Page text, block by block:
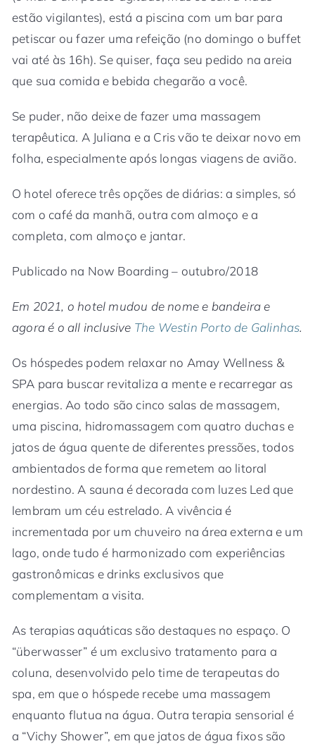
estão vigilantes), está a piscina com um bar para
petiscar ou fazer uma refeição (no domingo o buffet
vai até às 16h). Se quiser, faça seu pedido na areia
que sua comida e bebida chegarão a você.
Se puder, não deixe de fazer uma massagem
terapêutica. A Juliana e a Cris vão te deixar novo em
folha, especialmente após longas viagens de avião.
O hotel oferece três opções de diárias: a simples, só
com o café da manhã, outra com almoço e a
completa, com almoço e jantar.
Publicado na Now Boarding – outubro/2018
Em 2021, o hotel mudou de nome e bandeira e
agora é o all inclusive The Westin Porto de Galinhas.
Os hóspedes podem relaxar no Amay Wellness &
SPA para buscar revitaliza a mente e recarregar as
energias. Ao todo são cinco salas de massagem,
uma piscina, hidromassagem com quatro duchas e
jatos de água quente de diferentes pressões, todos
ambientados de forma que remetem ao litoral
nordestino. A sauna é decorada com luzes Led que
lembram um céu estrelado. A vivência é
incrementada por um chuveiro na área externa e um
lago, onde tudo é harmonizado com experiências
gastronômicas e drinks exclusivos que
complementam a visita.
As terapias aquáticas são destaques no espaço. O
“überwasser” é um exclusivo tratamento para a
coluna, desenvolvido pelo time de terapeutas do
spa, em que o hóspede recebe uma massagem
enquanto flutua na água. Outra terapia sensorial é
a “Vichy Shower”, em que jatos de água fixos são